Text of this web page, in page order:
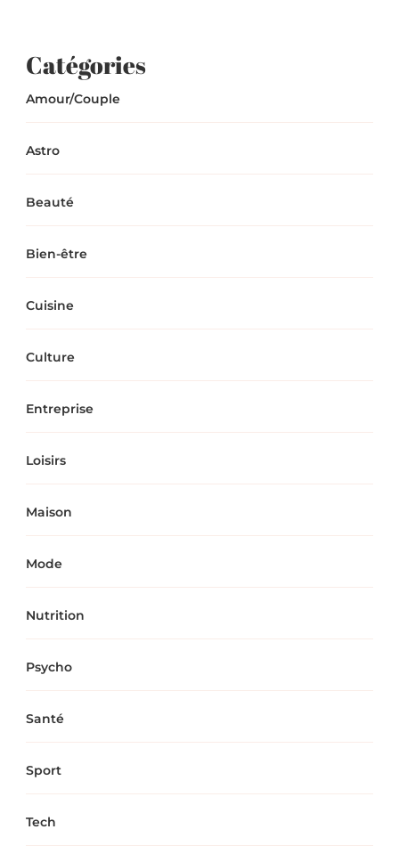
Catégories
Amour/Couple
Astro
Beauté
Bien-être
Cuisine
Culture
Entreprise
Loisirs
Maison
Mode
Nutrition
Psycho
Santé
Sport
Tech